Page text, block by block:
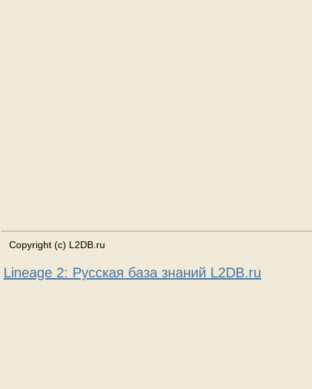
Copyright (c) L2DB.ru
Lineage 2: Русская база знаний L2DB.ru